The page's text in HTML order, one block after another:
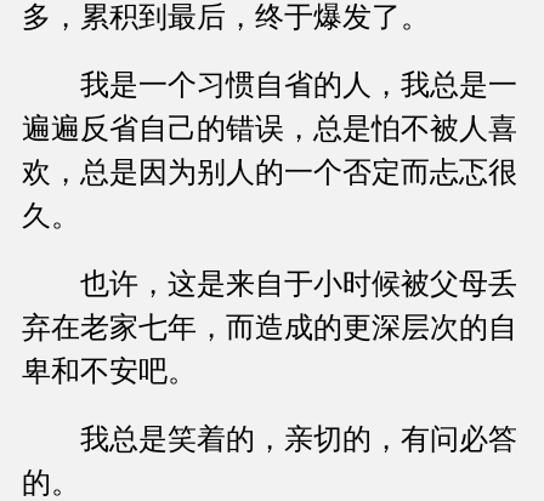
多，累积到最后，终于爆发了。
我是一个习惯自省的人，我总是一
遍遍反省自己的错误，总是怕不被人喜
欢，总是因为别人的一个否定而忐忑很
久。
也许，这是来自于小时候被父母丢
弃在老家七年，而造成的更深层次的自
卑和不安吧。
我总是笑着的，亲切的，有问必答
的。